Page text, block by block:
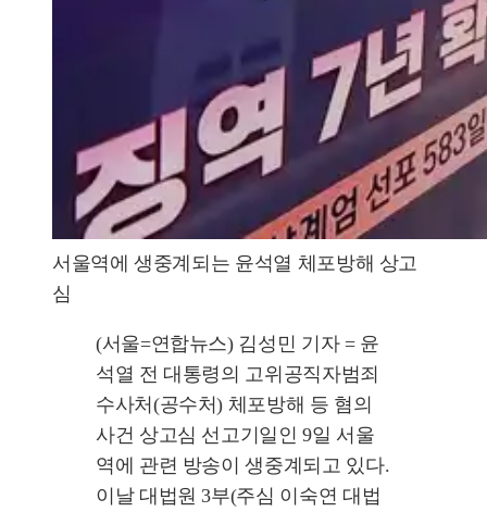
서울역에 생중계되는 윤석열 체포방해 상고
심
(서울=연합뉴스) 김성민 기자 = 윤
석열 전 대통령의 고위공직자범죄
수사처(공수처) 체포방해 등 혐의
사건 상고심 선고기일인 9일 서울
역에 관련 방송이 생중계되고 있다.
이날 대법원 3부(주심 이숙연 대법